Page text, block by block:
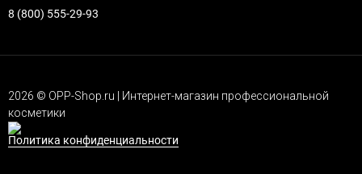
8 (800) 555-29-93
2026 © OPP-Shop.ru | Интернет-магазин профессиональной
косметики
Политика конфиденциальности